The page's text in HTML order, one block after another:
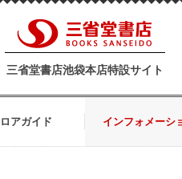
三省堂書店池袋本店特設サイト
アガイド インフォメーシ